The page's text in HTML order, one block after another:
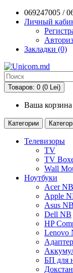
069247005 /
Личный
Закладки (0)
Товаров: 0 (0 Lei)
Ваша корзина
Категории
Телевизоры
TV
TV
Wall
Ноутбуки
Acer NB
Apple
Asus NB
Dell NB
HP
Lenovo
БП для